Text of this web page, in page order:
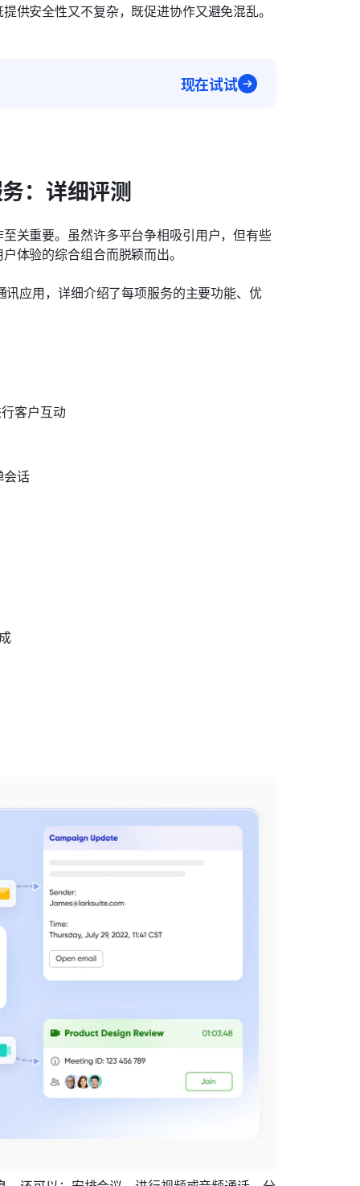
供安全性又不复杂，既促进协作又避免混乱。
现在试试
：详细评测
关重要。虽然许多平台争相吸引用户，但有些
体验的综合组合而脱颖而出。
应用，详细介绍了每项服务的主要功能、优
客户互动
会话